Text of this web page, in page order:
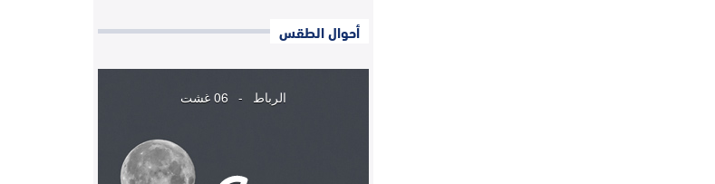
أحوال الطقس
الرباط - 06 غشت